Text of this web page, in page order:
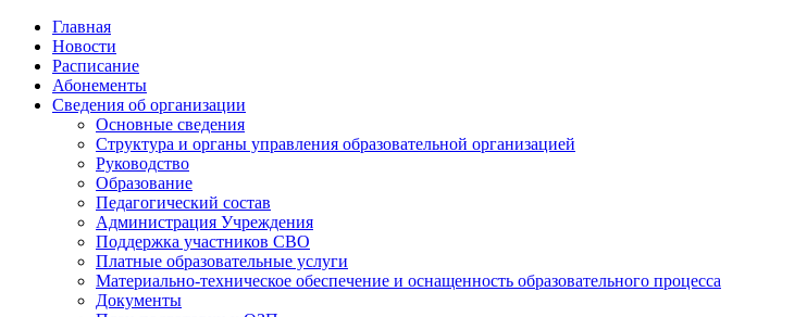
Главная
Новости
Расписание
Абонементы
Сведения об организации
Основные сведения
Структура и органы управления образовательной организацией
Руководство
Образование
Педагогический состав
Администрация Учреждения
Поддержка участников СВО
Платные образовательные услуги
Материально-техническое обеспечение и оснащенность образовательного процесса
Документы